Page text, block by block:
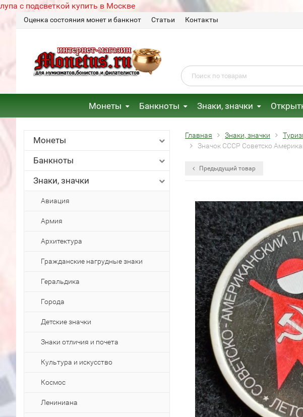
лупа с подсветкой купить в Москве
Оценка состояния монет и банкнот Статьи Контакты
Монеты Банкноты Знаки, значки
Монеты
Банкноты
Знаки, значки
Авиация
Армия
Архитектура
Гражданские нагрудные знаки
Геральдика
Города
Детские значки
Знаки отличия и почета
Культура и искусство
Космос
Лениниана
Главная Знаки, значки
Значок СССР Советско
Предыдущий товар